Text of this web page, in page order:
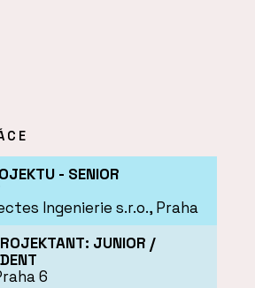
- SENIOR
Ingenierie s.r.o., Praha
JUNIOR /
6